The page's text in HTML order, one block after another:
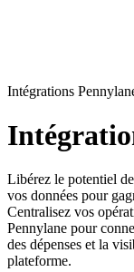
Intégrations
Libérez le potentiel
vos données pour
Centralisez vos
Pennylane pour
des dépenses et la
plateforme.